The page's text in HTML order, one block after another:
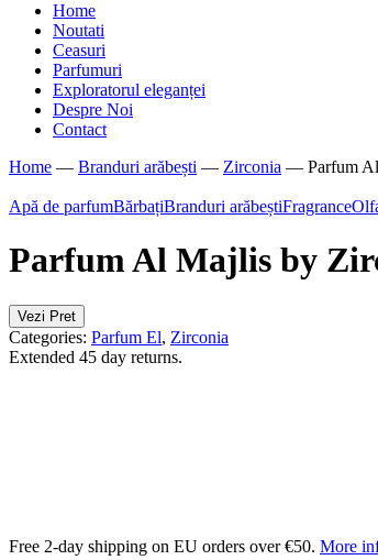
Home
Noutati
Ceasuri
Parfumuri
Exploratorul eleganței
Despre Noi
Contact
Home — Branduri arăbești — Zirconia — Parfum
Apă de parfumBărbațiBranduri arăbeștiFragrance
Parfum Al Majlis by
Vezi Pret
Categories: Parfum El, Zirconia
Extended 45 day returns.
Free 2-day shipping on EU orders over €50. More